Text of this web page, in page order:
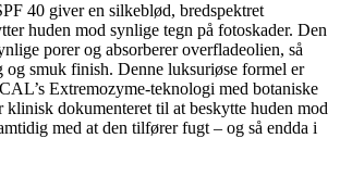
40 giver en silkeblød, bredspektret
huden mod synlige tegn på fotoskader. Den
porer og absorberer overfladeolien, så
og smuk finish. Denne luksuriøse formel er
Extremozyme-teknologi med botaniske
klinisk dokumenteret til at beskytte huden mod
med at den tilfører fugt – og så endda i